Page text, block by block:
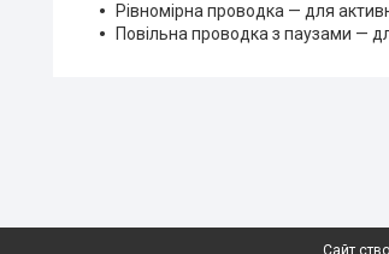
Рівномірна проводка — для
Повільна проводка з паузами —